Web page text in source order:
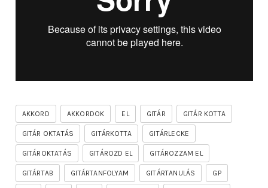
AKKORD AKKORDOK EL GITÁR GITÁR KOTTA
GITÁR OKTATÁS GITÁRKOTTA GITÁRLECKE
GITÁROKTATÁS GITÁROZD EL GITÁROZZAM EL
GITÁRTAB GITÁRTANFOLYAM GITÁRTANULÁS GP